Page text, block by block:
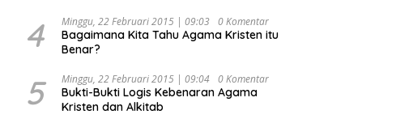
4 Minggu, 22 Februari 2015 | 09:03 0 Komentar
Bagaimana Kita Tahu Agama Kristen itu
Benar?
5 Minggu, 22 Februari 2015 | 09:04 0 Komentar
Bukti-Bukti Logis Kebenaran Agama
Kristen dan Alkitab